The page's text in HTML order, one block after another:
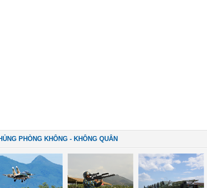
PHÒNG KHÔNG - KHÔNG QUÂN